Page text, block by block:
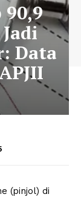
90,9
Data
(pinjol) di